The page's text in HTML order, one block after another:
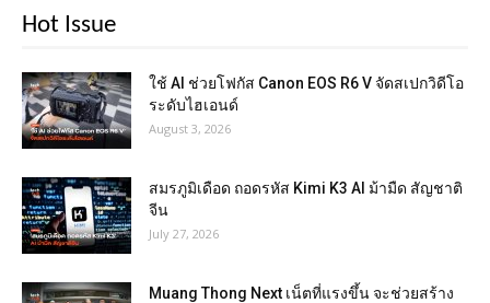
Hot Issue
ใช้ AI ช่วยโฟกัส Canon EOS R6 V จัดสเปกวิดีโอ
ระดับไฮเอนด์
August 3, 2026
สมรภูมิเดือด ถอดรหัส Kimi K3 AI ม้ามืด สัญชาติ
จีน
July 27, 2026
Muang Thong Next เน็ตที่แรงขึ้น จะช่วยสร้าง